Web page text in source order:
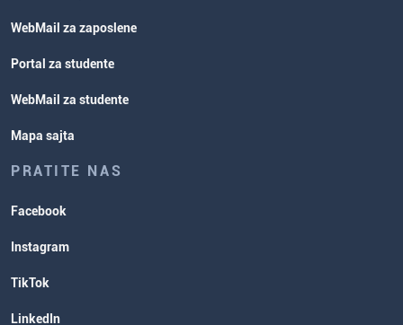
WebMail za zaposlene
Portal za studente
WebMail za studente
Mapa sajta
PRATITE NAS
Facebook
Instagram
TikTok
LinkedIn